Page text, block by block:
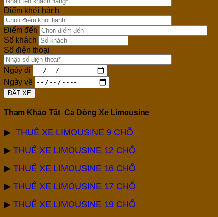
Điểm khởi hành
Điểm đến
Số khách
Số điện thoại
Ngày đi
Ngày về
Tham Khảo Tất Cả Dòng Xe Limousine
▶ THUÊ XE LIMOUSINE 9 CHỖ
▶ THUÊ XE LIMOUSINE 12 CHỖ
▶ THUÊ XE LIMOUSINE 16 CHỖ
▶ THUÊ XE LIMOUSINE 17 CHỖ
▶ THUÊ XE LIMOUSINE 19 CHỖ